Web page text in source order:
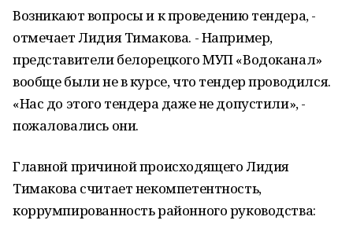
Возникают вопросы и к проведению тендера, -
отмечает Лидия Тимакова. - Например,
представители белорецкого МУП «Водоканал»
вообще были не в курсе, что тендер проводился.
«Нас до этого тендера даже не допустили», -
пожаловались они.
Главной причиной происходящего Лидия
Тимакова считает некомпетентность,
коррумпированность районного руководства: